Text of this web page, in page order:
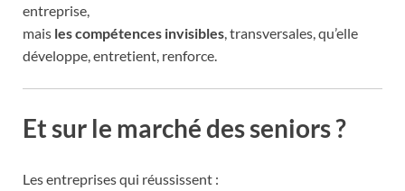
entreprise,
mais les compétences invisibles, transversales, qu’elle
développe, entretient, renforce.
Et sur le marché des seniors ?
Les entreprises qui réussissent :